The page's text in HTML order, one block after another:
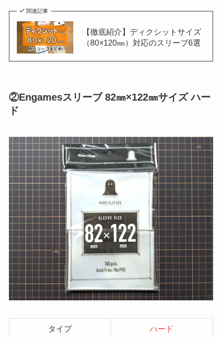
関連記事
【徹底紹介】ディクシットサイズ
（80×120㎜）対応のスリーブ6選
②Engamesスリーブ 82㎜×122㎜サイズ ハー
ド
タイプ ハード